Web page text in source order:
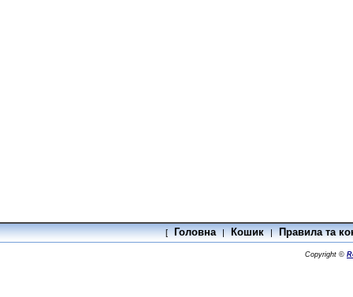
[ Головна | Кошик | Правила та
Copyright ©